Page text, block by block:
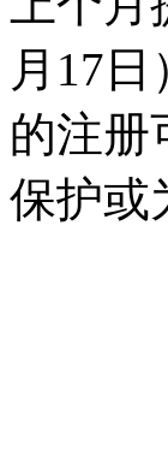
月17
的注册
保护或